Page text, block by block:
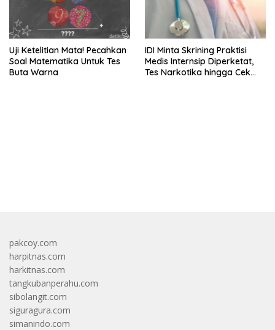
Uji Ketelitian Mata! Pecahkan
Soal Matematika Untuk Tes
Buta Warna
IDI Minta Skrining Praktisi
Medis Internsip Diperketat,
Tes Narkotika hingga Cek
pakcoy.com
harpitnas.com
harkitnas.com
tangkubanperahu.com
sibolangit.com
siguragura.com
simanindo.com